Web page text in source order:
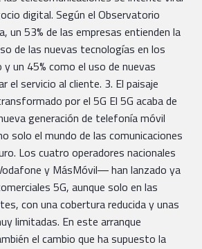
digital. Según el Observatorio
un 53% de las empresas entienden la
de las nuevas tecnologías en los
un 45% como el uso de nuevas
el servicio al cliente. 3. El paisaje
por el 5G El 5G acaba de
generación de telefonía móvil
solo el mundo de las comunicaciones
Los cuatro operadores nacionales
y MásMóvil― han lanzado ya
5G, aunque solo en las
con una cobertura reducida y unas
limitadas. En este arranque
el cambio que ha supuesto la